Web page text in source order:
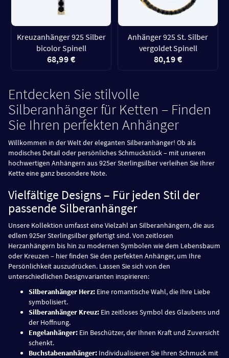
Kreuzanhänger 925 Silber
bicolor Spinell
68,99 €
Anhänger 925 St. Silber
vergoldet Spinell
80,19 €
Entdecken Sie stilvolle
Silberanhänger für Ketten – Finden
Sie Ihren perfekten Anhänger
Willkommen in der Welt der eleganten Silberanhänger! Ob als
modisches Detail oder persönliches Schmuckstück – mit unseren
hochwertigen Anhängern aus 925er Sterlingsilber verleihen Sie Ihrer
Kette eine ganz besondere Note.
Vielfältige Designs – Für jeden Stil der
passende Silberanhänger
Unsere Kollektion umfasst eine Vielzahl an Silberanhängern, die aus
edlem 925er Sterlingsilber gefertigt sind. Von zeitlosen
Herzanhängern bis hin zu modernen Symbolen wie dem Lebensbaum
oder Kreuzen – hier finden Sie den perfekten Anhänger, um Ihre
Persönlichkeit auszudrücken. Lassen Sie sich von den
unterschiedlichen Designvarianten inspirieren:
Silberanhänger Herz: Eine romantische Wahl, die Ihre Liebe
symbolisiert.
Silberanhänger Kreuz: Ein zeitloses Symbol des Glaubens und
der Hoffnung.
Engelanhänger: Ein Beschützer, der Ihnen Kraft und Zuversicht
schenkt.
Buchstabenanhänger: Individualisieren Sie Ihren Schmuck mit